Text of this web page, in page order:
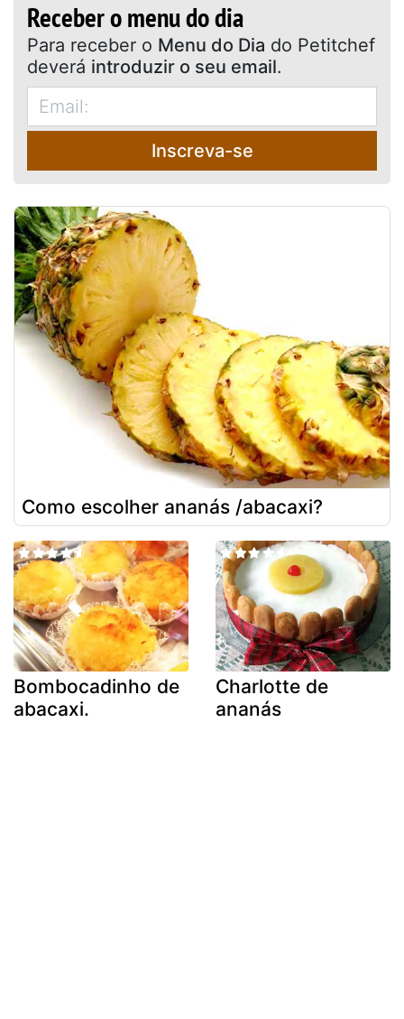
Receber o menu do dia
Para receber o Menu do Dia do Petitchef
deverá introduzir o seu email.
Inscreva-se
Como escolher ananás /abacaxi?
Bombocadinho de
abacaxi.
Charlotte de
ananás